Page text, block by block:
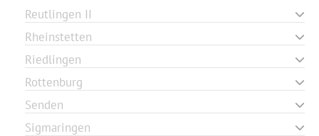
Reutlingen II
Rheinstetten
Riedlingen
Rottenburg
Senden
Sigmaringen